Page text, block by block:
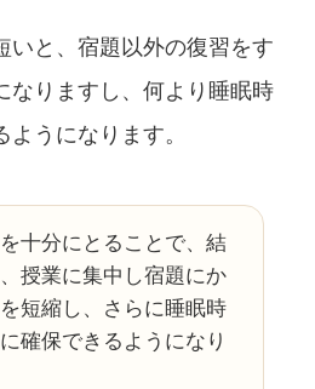
いと、宿題以外の復習をす
なりますし、何より睡眠時
うになります。
十分にとることで、結
授業に集中し宿題にか
短縮し、さらに睡眠時
確保できるようになり